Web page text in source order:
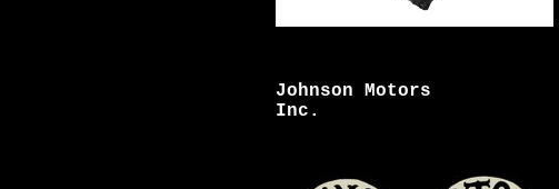
Johnson Motors
Inc.